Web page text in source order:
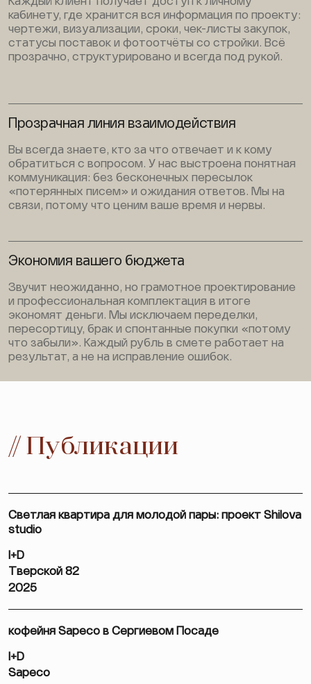
кабинету, где хранится вся информация по проекту:
чертежи, визуализации, сроки, чек-листы закупок,
статусы поставок и фотоотчёты со стройки. Всё
прозрачно, структурировано и всегда под рукой.
Прозрачная линия взаимодействия
Вы всегда знаете, кто за что отвечает и к кому
обратиться с вопросом. У нас выстроена понятная
коммуникация: без бесконечных пересылок
«потерянных писем» и ожидания ответов. Мы на
связи, потому что ценим ваше время и нервы.
Экономия вашего бюджета
Звучит неожиданно, но грамотное проектирование
и профессиональная комплектация в итоге
экономят деньги. Мы исключаем переделки,
пересортицу, брак и спонтанные покупки «потому
что забыли». Каждый рубль в смете работает на
результат, а не на исправление ошибок.
// Публикации
Светлая квартира для молодой пары: проект Shilova
studio
I+D
Тверской 82
2025
кофейня Sapeco в Сергиевом Посаде
I+D
Sapeco